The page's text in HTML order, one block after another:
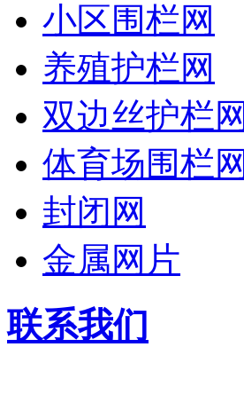
小区围栏网
养殖护栏网
双边丝护栏网
体育场围栏网
封闭网
金属网片
联系我们